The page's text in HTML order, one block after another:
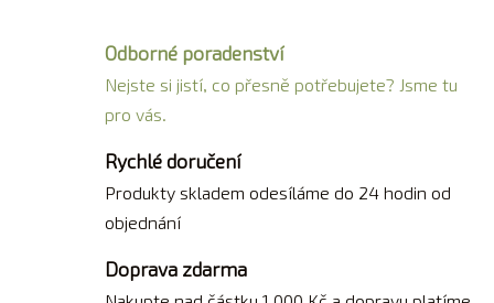
Odborné poradenství
Nejste si jistí, co přesně potřebujete? Jsme tu
pro vás.
Rychlé doručení
Produkty skladem odesíláme do 24 hodin od
objednání
Doprava zdarma